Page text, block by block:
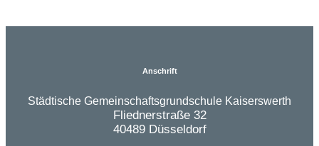
Anschrift
Städtische Gemeinschaftsgrundschule Kaiserswerth
Fliednerstraße 32
40489 Düsseldorf